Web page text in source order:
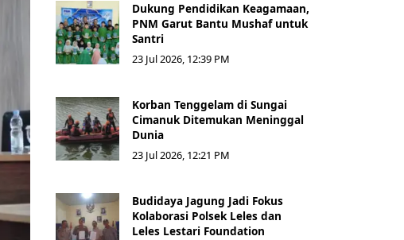
Dukung Pendidikan Keagamaan,
PNM Garut Bantu Mushaf untuk
Santri
23 Jul 2026, 12:39 PM
Korban Tenggelam di Sungai
Cimanuk Ditemukan Meninggal
Dunia
23 Jul 2026, 12:21 PM
Budidaya Jagung Jadi Fokus
Kolaborasi Polsek Leles dan
Leles Lestari Foundation